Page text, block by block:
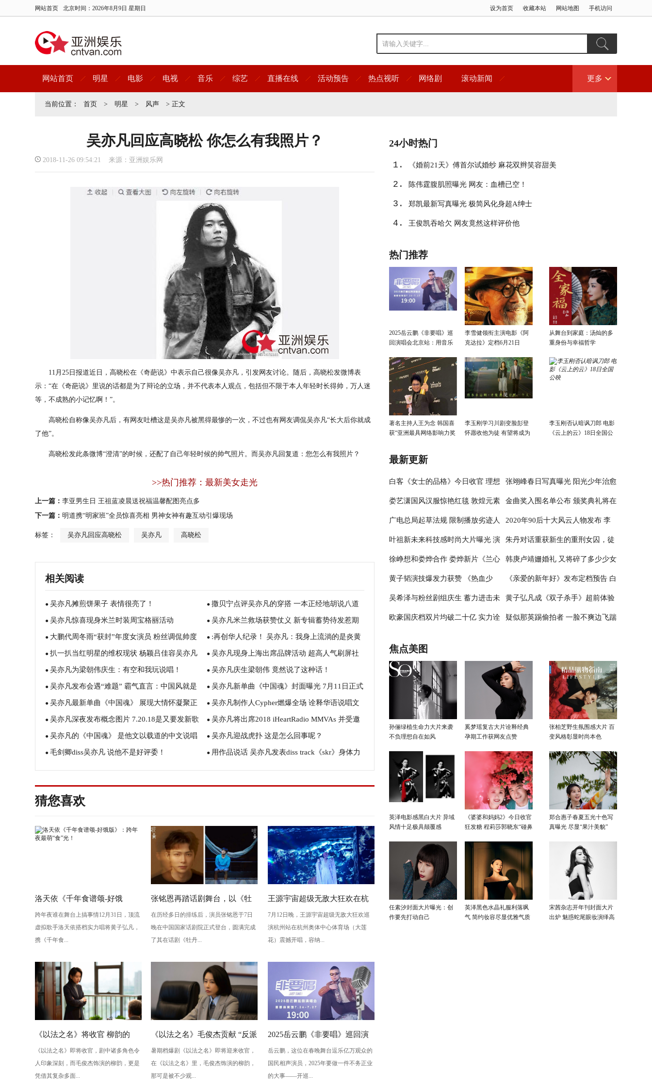
网站首页 北京时间： 2026年8月9日 星期日 设为首页 收藏本站 网站地图 手机访问
网站首页 明星 电影 电视 音乐 综艺 直播在线 活动预告 热点视听 网络剧 滚动新闻 更多
当前位置： 首页 > 明星 > 风声 > 正文
吴亦凡回应高晓松 你怎么有我照片？
2018-11-26 09:54:21 来源：亚洲娱乐网
11月25日报道近日，高晓松在《奇葩说》中表示自己很像吴亦凡，引发网友讨论。随后，高晓松发微博表
示：“在《奇葩说》里说的话都是为了辩论的立场，并不代表本人观点，包括但不限于本人年轻时长得帅，万人迷
等，不成熟的小记忆啊！”。
高晓松自称像吴亦凡后，有网友吐槽这是吴亦凡被黑得最惨的一次，不过也有网友调侃吴亦凡“长大后你就成
了他”。
高晓松发此条微博“澄清”的时候，还配了自己年轻时候的帅气照片。而吴亦凡回复道：您怎么有我照片？
>>热门推荐：最新美女走光
上一篇： 李亚男生日 王祖蓝凌晨送祝福温馨配图亮点多
下一篇： 明道携“明家班”全员惊喜亮相 男神女神有趣互动引爆现场
标签： 吴亦凡回应高晓松 吴亦凡 高晓松
相关阅读
● 吴亦凡摊煎饼果子 表情很亮了！ ● 撒贝宁点评吴亦凡的穿搭 一本正经地胡说八道
遭“鄙视”！
● 吴亦凡惊喜现身米兰时装周宝格丽活动 ● 吴亦凡米兰救场获赞仗义 新专辑蓄势待发惹期
待
● 大鹏代周冬雨“获封”年度女演员 粉丝调侃帅度
比吴亦凡差一点
● :再创华人纪录！ 吴亦凡：我身上流淌的是炎黄
子孙的血液
● 扒一扒当红明星的维权现状 杨颖吕佳容吴亦凡
邓超
● 吴亦凡现身上海出席品牌活动 超高人气刷屏社
交网络
● 吴亦凡为梁朝伟庆生：有空和我玩说唱！ ● 吴亦凡庆生梁朝伟 竟然说了这种话！
● 吴亦凡发布会遇“难题” 霸气直言：中国风就是
国际化
● 吴亦凡新单曲《中国魂》封面曝光 7月11日正式
上线
● 吴亦凡最新单曲《中国魂》 展现大情怀凝聚正
能量
● 吴亦凡制作人Cypher燃爆全场 诠释华语说唱文
化内涵
● 吴亦凡深夜发布概念图片 7.20.18是又要发新歌
了？
● 吴亦凡将出席2018 iHeartRadio MMVAs 并受邀
表演
● 吴亦凡的《中国魂》 是他文以载道的中文说唱
主张
● 吴亦凡迎战虎扑 这是怎么回事呢？
● 毛剑卿diss吴亦凡 说他不是好评委！ ● 用作品说话 吴亦凡发表diss track《skr》身体力
行抵制网络暴力
猜您喜欢
洛天依《千年食谱颂-好饿
版》：跨年夜最萌“食”光！
跨年夜谁在舞台上搞事情12月31日，顶流
虚拟歌手洛天依搭档实力唱将黄子弘凡，
携《千年食...
张铭恩再踏话剧舞台，以《牡
丹亭上三生路》续写古典深
情，全新演绎“柳梦梅”至情至
在历经多日的排练后，演员张铭恩于7日
晚在中国国家话剧院正式登台，圆满完成
了其在话剧《牡丹...
王源宇宙超级无敌大狂欢在杭
州开唱 用心细节诠释双向奔赴
的爱
7月12日晚，王源宇宙超级无敌大狂欢巡
演杭州站在杭州奥体中心体育场（大莲
花）震撼开唱，容纳...
《以法之名》将收官 柳韵的
“蠢” 让毛俊杰重回巅峰
《以法之名》即将收官，剧中诸多角色令
人印象深刻，而毛俊杰饰演的柳韵，更是
凭借其复杂多面...
《以法之名》毛俊杰贡献 “反派
级” 演技？柳韵的 “蠢” 是表演
的胜利！
暑期档爆剧《以法之名》即将迎来收官，
在《以法之名》里，毛俊杰饰演的柳韵，
那可是被不少观...
2025岳云鹏《非要唱》巡回演
唱会北京站：用音乐讲最朴素
的真心话
岳云鹏，这位在春晚舞台逗乐亿万观众的
国民相声演员，2025年要做一件不务正业
的大事——开巡...
24小时热门
1. 《婚前21天》傅首尔试婚纱 麻花双辫笑容甜美
2. 陈伟霆腹肌照曝光 网友：血槽已空！
3. 郑凯最新写真曝光 极简风化身超A绅士
4. 王俊凯吞哈欠 网友竟然这样评价他
热门推荐
2025岳云鹏《非要唱》巡
回演唱会北京站：用音乐
李雪健领衔主演电影《阿
克达拉》定档6月21日
从舞台到家庭：汤灿的多
重身份与幸福哲学
著名主持人王为念 韩国喜
获“亚洲最具网络影响力奖
李玉刚学习川剧变脸彭登
怀愿收他为徒 有望将成为
李玉刚否认暗讽刀郎 电影
《云上的云》18日全国公
最新更新
白客《女士的品格》今日收官 理想
伴侣程梁温暖治愈
张翊峰春日写真曝光 阳光少年治愈
感满满
娄艺潇国风汉服惊艳红毯 敦煌元素
彰显时尚包容性
金曲奖入围名单公布 颁奖典礼将在
台北小巨蛋举行
广电总局起草法规 限制播放劣迹人
员参与的节目
2020年90后十大风云人物发布 李
子柒居首李佳琦辛有志纷纷入围
叶祖新未来科技感时尚大片曝光 演
绎春日太阳男神
朱丹对话重获新生的重刑女囚，徒
步20公里亲历深山医疗
徐峥想和娄烨合作 娄烨新片《兰心
大剧院》却宣布撤档
韩庚卢靖姗婚礼 又将碎了多少少女
的心
黄子韬演技爆发力获赞 《热血少
年》收官在即
《亲爱的新年好》发布定档预告 白
百何张子枫温馨约定跨年公映
吴希泽与粉丝剧组庆生 蓄力进击未
来可期
黄子弘凡成《双子杀手》超前体验
官 出席首映红毯推广电影革新
欧豪国庆档双片均破二十亿 实力诠 疑似那英踢偷拍者 一脸不爽边飞踹
焦点美图
孙俪绿植生命力大片来袭
不负理想自在如风
奚梦瑶复古大片诠释经典
孕期工作获网友点赞
张柏芝野生氛围感大片 百
变风格彰显时尚本色
英泽电影感黑白大片 异域
风情十足极具颠覆感
《婆婆和妈妈2》今日收官
狂发糖 程莉莎郭晓东“碰鼻
郑合惠子春夏五光十色写
真曝光 尽显“果汁美貌”
任素汐封面大片曝光：创
作要先打动自己
英泽黑色水晶礼服利落飒
气 简约妆容尽显优雅气质
宋茜杂志开年刊封面大片
出炉 魅惑蛇尾眼妆演绎高